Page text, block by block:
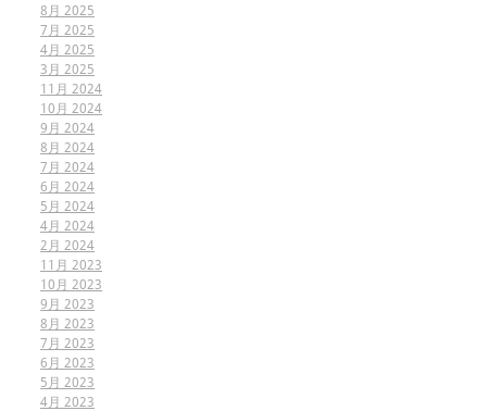
8月 2025
7月 2025
4月 2025
3月 2025
11月 2024
10月 2024
9月 2024
8月 2024
7月 2024
6月 2024
5月 2024
4月 2024
2月 2024
11月 2023
10月 2023
9月 2023
8月 2023
7月 2023
6月 2023
5月 2023
4月 2023